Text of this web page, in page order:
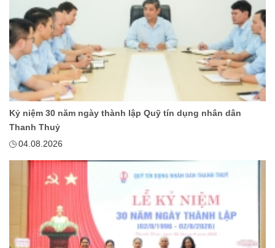
Kỷ niệm 30 năm ngày thành lập Quỹ tín dụng nhân dân
Thanh Thuỷ
04.08.2026